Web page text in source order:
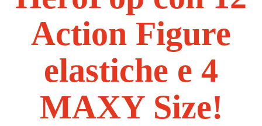
Action Figure
elastiche e 4
MAXY Size!